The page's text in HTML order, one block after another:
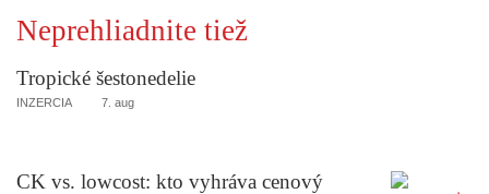
Neprehliadnite tiež
Tropické šestonedelie
INZERCIA 7. aug
CK vs. lowcost: kto vyhráva cenový